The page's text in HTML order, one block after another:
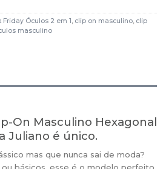
Friday Óculos 2 em 1 , clip on masculino, clip
masculino
On Masculino Hexagonal
Juliano é único.
mas que nunca sai de moda?